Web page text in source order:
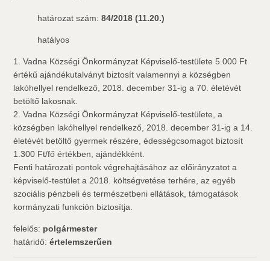
határozat szám:84/2018 (11.20.)
hatályos
1. Vadna Községi Önkormányzat Képviselő-testülete 5.000 Ft
értékű ajándékutalványt biztosít valamennyi a községben
lakóhellyel rendelkező, 2018. december 31-ig a 70. életévét
betöltő lakosnak.
2. Vadna Községi Önkormányzat Képviselő-testülete, a
községben lakóhellyel rendelkező, 2018. december 31-ig a 14.
életévét betöltő gyermek részére, édességcsomagot biztosít
1.300 Ft/fő értékben, ajándékként.
Fenti határozati pontok végrehajtásához az előirányzatot a
képviselő-testület a 2018. költségvetése terhére, az egyéb
szociális pénzbeli és természetbeni ellátások, támogatások
kormányzati funkción biztosítja.
felelős: polgármester
határidő:értelemszerűen